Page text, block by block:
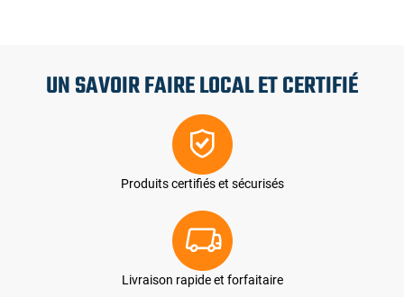
UN SAVOIR FAIRE LOCAL ET CERTIFIÉ
Produits certifiés et sécurisés
Livraison rapide et forfaitaire